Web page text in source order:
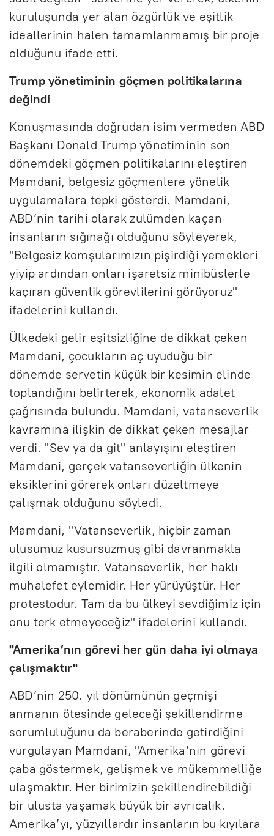
kuruluşunda yer alan özgürlük ve eşitlik
ideallerinin halen tamamlanmamış bir proje
olduğunu ifade etti.
Trump yönetiminin göçmen politikalarına
değindi
Konuşmasında doğrudan isim vermeden ABD
Başkanı Donald Trump yönetiminin son
dönemdeki göçmen politikalarını eleştiren
Mamdani, belgesiz göçmenlere yönelik
uygulamalara tepki gösterdi. Mamdani,
ABD’nin tarihi olarak zulümden kaçan
insanların sığınağı olduğunu söyleyerek,
"Belgesiz komşularımızın pişirdiği yemekleri
yiyip ardından onları işaretsiz minibüslerle
kaçıran güvenlik görevlilerini görüyoruz"
ifadelerini kullandı.
Ülkedeki gelir eşitsizliğine de dikkat çeken
Mamdani, çocukların aç uyuduğu bir
dönemde servetin küçük bir kesimin elinde
toplandığını belirterek, ekonomik adalet
çağrısında bulundu. Mamdani, vatanseverlik
kavramına ilişkin de dikkat çeken mesajlar
verdi. "Sev ya da git" anlayışını eleştiren
Mamdani, gerçek vatanseverliğin ülkenin
eksiklerini görerek onları düzeltmeye
çalışmak olduğunu söyledi.
Mamdani, "Vatanseverlik, hiçbir zaman
ulusumuz kusursuzmuş gibi davranmakla
ilgili olmamıştır. Vatanseverlik, her haklı
muhalefet eylemidir. Her yürüyüştür. Her
protestodur. Tam da bu ülkeyi sevdiğimiz için
onu terk etmeyeceğiz" ifadelerini kullandı.
"Amerika’nın görevi her gün daha iyi olmaya
çalışmaktır"
ABD’nin 250. yıl dönümünün geçmişi
anmanın ötesinde geleceği şekillendirme
sorumluluğunu da beraberinde getirdiğini
vurgulayan Mamdani, "Amerika’nın görevi
çaba göstermek, gelişmek ve mükemmelliğe
ulaşmaktır. Her birimizin şekillendirebildiği
bir ulusta yaşamak büyük bir ayrıcalık.
Amerika’yı, yüzyıllardır insanların bu kıyılara